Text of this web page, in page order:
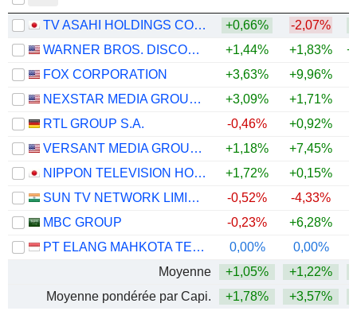
TV ASAHI HOLDINGS CORPORATION +0,66% -2,07%
WARNER BROS. DISCOVERY, INC.
+1,44% +1,83%
FOX CORPORATION
+3,63% +9,96%
NEXSTAR MEDIA GROUP, INC.
+3,09% +1,71%
RTL GROUP S.A.
-0,46% +0,92%
VERSANT MEDIA GROUP, INC.
+1,18%
+7,45%
NIPPON TELEVISION HOLDINGS, INC.
+1,72% +0,15%
SUN TV NETWORK LIMITED
-0,52% -4,33%
MBC GROUP
-0,23% +6,28%
PT ELANG MAHKOTA TEKNOLOGI TBK
0,00% 0,00%
Moyenne
+1,05% +1,22%
Moyenne pondérée par Capi.
+1,78% +3,57%